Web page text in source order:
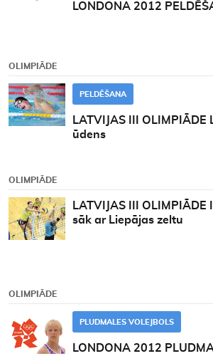
LONDONA 2012
OLIMPIĀDE
PELDĒŠANA
LATVIJAS III
ūdens
OLIMPIĀDE
LATVIJAS III
sāk ar Liepājas zeltu
OLIMPIĀDE
PLUDMALES VOLEJBOLS
LONDONA 2012